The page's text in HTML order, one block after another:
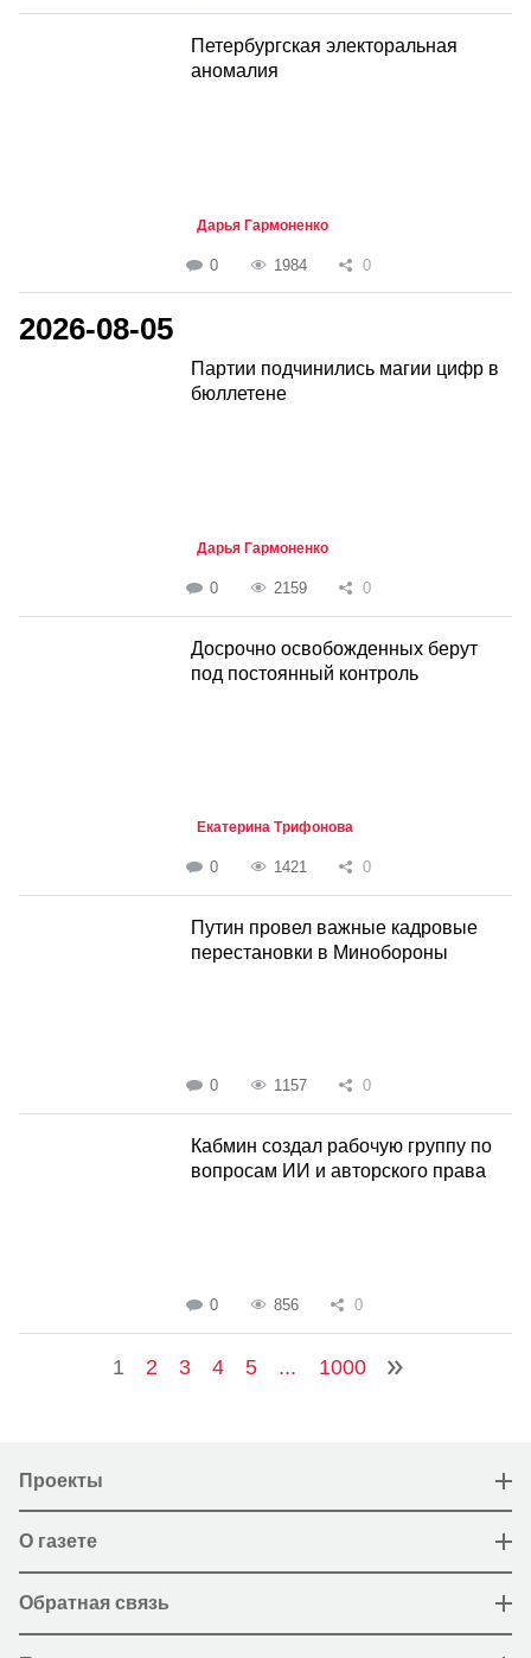
Петербургская электоральная
аномалия
Дарья Гармоненко
0 1984 0
2026-08-05
Партии подчинились магии цифр в
бюллетене
Дарья Гармоненко
0 2159 0
Досрочно освобожденных берут
под постоянный контроль
Екатерина Трифонова
0 1421 0
Путин провел важные кадровые
перестановки в Минобороны
0 1157 0
Кабмин создал рабочую группу по
вопросам ИИ и авторского права
0 856 0
1 2 3 4 5 ... 1000
Проекты
О газете
Обратная связь